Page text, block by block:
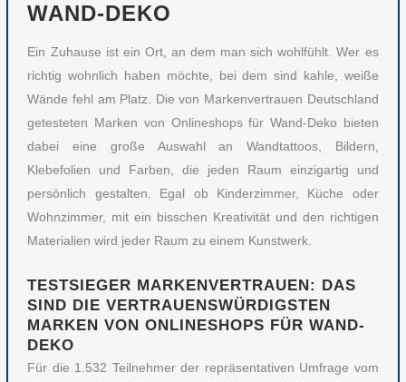
AND-DEKO
Ein Zuhause ist ein Ort, an dem man sich wohlfühlt. Wer es
richtig wohnlich haben möchte, bei dem sind kahle, weiße
Wände fehl am Platz. Die von Markenvertrauen Deutschland
getesteten Marken von Onlineshops für Wand-Deko bieten
dabei eine große Auswahl an Wandtattoos, Bildern,
Klebefolien und Farben, die jeden Raum einzigartig und
persönlich gestalten. Egal ob Kinderzimmer, Küche oder
Wohnzimmer, mit ein bisschen Kreativität und den richtigen
Materialien wird jeder Raum zu einem Kunstwerk.
TESTSIEGER MARKENVERTRAUEN: DAS
SIND DIE VERTRAUENSWÜRDIGSTEN
MARKEN VON ONLINESHOPS FÜR WAND-
DEKO
Für die 1.532 Teilnehmer der repräsentativen Umfrage vom